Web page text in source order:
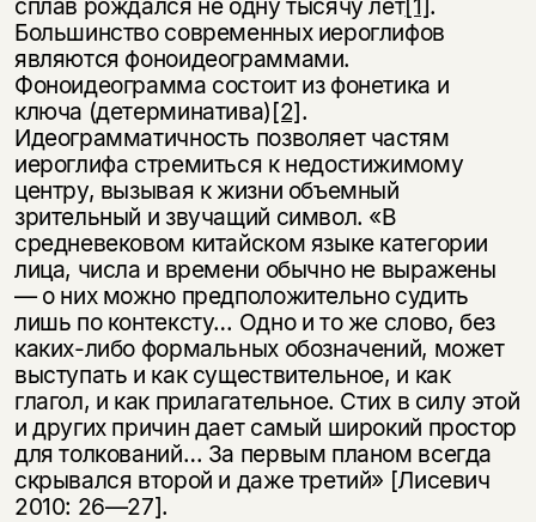
Большинство современных иероглифов
являются фоноидеограммами.
Фоноидеограмма состоит из фонетика и
ключа (детерминатива)[2].
Идеограмматичность позволяет частям
иероглифа стремиться к недостижимому
центру, вызывая к жизни объемный
зрительный и звучащий символ. «В
средневековом китайском языке категории
лица, числа и времени обычно не выражены
— о них можно предположительно судить
лишь по контексту… Одно и то же слово, без
каких-либо формальных обозначений, может
выступать и как существительное, и как
глагол, и как прилагательное. Стих в силу этой
и других причин дает самый широкий простор
для толкований… За первым планом всегда
скрывался второй и даже третий» [Лисевич
2010: 26—27].